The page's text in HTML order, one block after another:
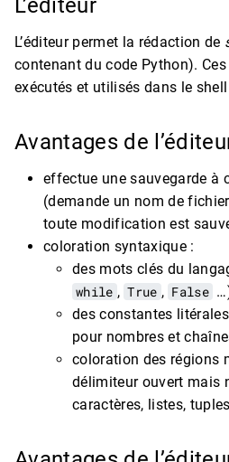
L’éditeur
L’éditeur permet la rédaction de
contenant du code Python).
exécutés et utilisés dans le shell
Avantages de
effectue une sauvegarde à
(demande un nom de
toute modification est
coloration syntaxique :
des mots clés du
while , True , False
des constantes
pour nombres et
coloration des régions
délimiteur ouvert mais
caractères, listes,